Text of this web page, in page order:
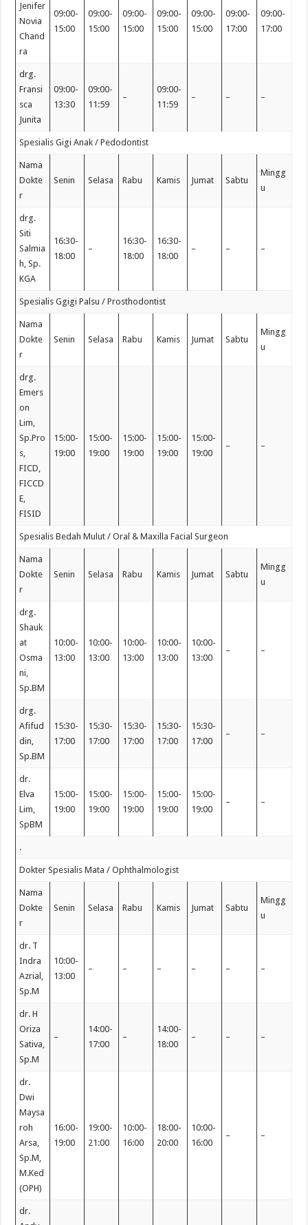
Jenifer
Novia
Chand
ra
09:00-
15:00
09:00-
15:00
09:00-
15:00
09:00-
15:00
09:00-
15:00
09:00-
17:00
09:00-
17:00
drg.
Fransi
sca
Junita
09:00-
13:30
09:00-
11:59
–
09:00-
11:59
– – –
Spesialis Gigi Anak / Pedodontist
Nama
Dokte
r
Senin Selasa Rabu Kamis Jumat Sabtu
Mingg
u
drg.
Siti
Salmia
h, Sp.
KGA
16:30-
18:00
–
16:30-
18:00
16:30-
18:00
– – –
Spesialis Ggigi Palsu / Prosthodontist
Nama
Dokte
r
Senin Selasa Rabu Kamis Jumat Sabtu
Mingg
u
drg.
Emers
on
Lim,
Sp.Pro
s,
FICD,
FICCD
E,
FISID
15:00-
19:00
15:00-
19:00
15:00-
19:00
15:00-
19:00
15:00-
19:00
– –
Spesialis Bedah Mulut / Oral & Maxilla Facial Surgeon
Nama
Dokte
r
Senin Selasa Rabu Kamis Jumat Sabtu
Mingg
u
drg.
Shauk
at
Osma
ni,
Sp.BM
10:00-
13:00
10:00-
13:00
10:00-
13:00
10:00-
13:00
10:00-
13:00
– –
drg.
Afifud
din,
Sp.BM
15:30-
17:00
15:30-
17:00
15:30-
17:00
15:30-
17:00
15:30-
17:00
– –
dr.
Elva
Lim,
SpBM
15:00-
19:00
15:00-
19:00
15:00-
19:00
15:00-
19:00
15:00-
19:00
– –
.
Dokter Spesialis Mata / Ophthalmologist
Nama
Dokte
r
Senin Selasa Rabu Kamis Jumat Sabtu
Mingg
u
dr. T
Indra
Azrial,
Sp.M
10:00-
13:00
– – – – – –
dr. H
Oriza
Sativa,
Sp.M
–
14:00-
17:00
–
14:00-
18:00
– – –
dr.
Dwi
Maysa
roh
Arsa,
Sp.M,
M.Ked
(OPH)
16:00-
19:00
19:00-
21:00
10:00-
16:00
18:00-
20:00
10:00-
16:00
– –
dr.